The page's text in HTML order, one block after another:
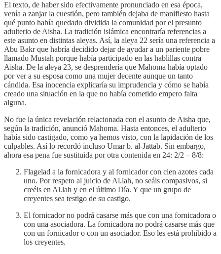
El texto, de haber sido efectivamente pronunciado en esa época,
venía a zanjar la cuestión, pero también dejaba de manifiesto hasta
qué punto había quedado dividida la comunidad por el presunto
adulterio de Aisha. La tradición islámica encontraría referencias a
este asunto en distintas aleyas. Así, la aleya 22 sería una referencia a
Abu Bakr que habría decidido dejar de ayudar a un pariente pobre
llamado Mustah porque había participado en las hablillas contra
Aisha. De la aleya 23, se desprendería que Mahoma había optado
por ver a su esposa como una mujer decente aunque un tanto
cándida. Esa inocencia explicaría su imprudencia y cómo se había
creado una situación en la que no había cometido empero falta
alguna.
No fue la única revelación relacionada con el asunto de Aisha que,
según la tradición, anunció Mahoma. Hasta entonces, el adulterio
había sido castigado, como ya hemos visto, con la lapidación de los
culpables. Así lo recordó incluso Umar b. al-Jattab. Sin embargo,
ahora esa pena fue sustituida por otra contenida en 24: 2/2 – 8/8:
Flagelad a la fornicadora y al fornicador con cien azotes cada
uno. Por respeto al juicio de Al.lah, no seáis compasivos, si
creéis en Al.lah y en el último Día. Y que un grupo de
creyentes sea testigo de su castigo.
El fornicador no podrá casarse más que con una fornicadora o
con una asociadora. La fornicadora no podrá casarse más que
con un fornicador o con un asociador. Eso les está prohibido a
los creyentes.